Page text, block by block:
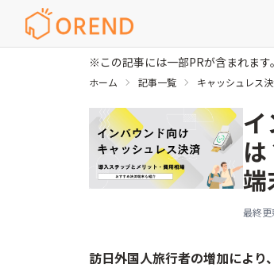
※この記事には一部PRが含まれます。
ホーム 記事一覧 キャッシュレス
端
最終更
訪日外国人旅行者の増加によ